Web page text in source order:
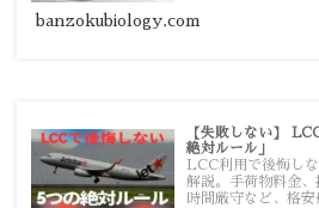
banzokubiology.com
【失敗しない】
絶対ルール」
LCC利用で後悔し
解説。手荷物料金、
時間厳守など、格